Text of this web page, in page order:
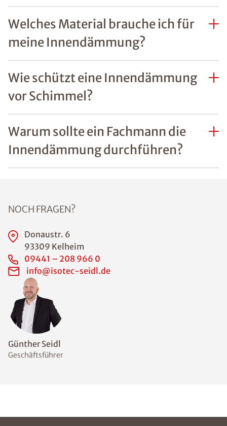
Welches Material brauche ich für
meine Innendämmung?
Wie schützt eine Innendämmung
vor Schimmel?
Warum sollte ein Fachmann die
Innendämmung durchführen?
Günther Seidl
Geschäftsführer
NOCH FRAGEN?
Donaustr. 6
93309 Kelheim
09441 – 208 966 0
info@isotec-seidl.de